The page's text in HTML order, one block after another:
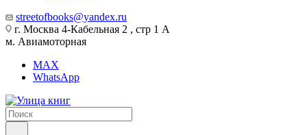
streetofbooks@yandex.ru
г. Москва 4-Кабельная 2 , стр 1 А
м. Авиамоторная
MAX
WhatsApp